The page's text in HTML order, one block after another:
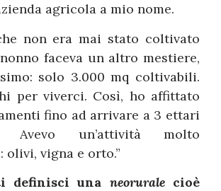
agricola a mio nome.
non era mai stato coltivato
faceva un altro mestiere,
solo 3.000 mq coltivabili.
per viverci. Così, ho affittato
fino ad arrivare a 3 ettari
Avevo un’attività molto
olivi, vigna e orto.”
definisci una neoruralecioè